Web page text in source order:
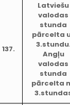
137.
Latviešu
valodas
stunda
pārcelta
Angļu
valodas
stunda
pārcelta